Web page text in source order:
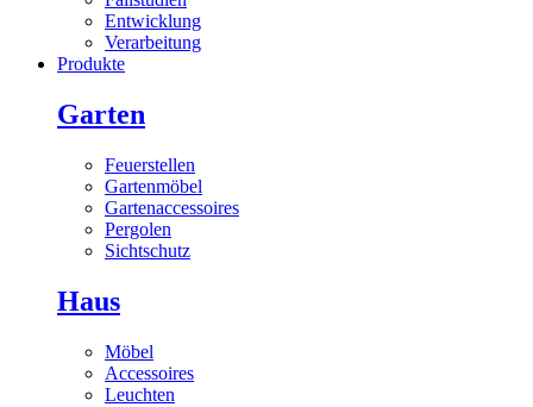
Entwicklung
Verarbeitung
Produkte
Garten
Feuerstellen
Gartenmöbel
Gartenaccessoires
Pergolen
Sichtschutz
Haus
Möbel
Accessoires
Leuchten